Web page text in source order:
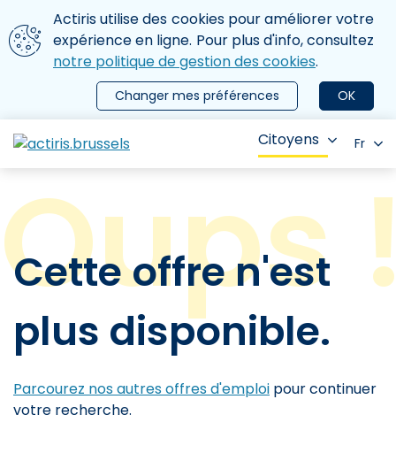
Aller au contenu principal
Nous utilisons des cookies
Actiris utilise des cookies pour améliorer votre
expérience en ligne. Pour plus d'info, consultez
notre politique de gestion des cookies.
OK
Changer mes préférences
le menu
Citoyens Fr
Cette offre n'est
plus disponible.
Parcourez nos autres offres d'emploi pour continuer
votre recherche.